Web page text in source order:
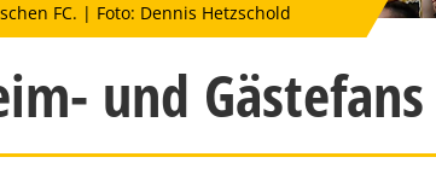
FC. | Foto: Dennis Hetzschold
und Gästefans